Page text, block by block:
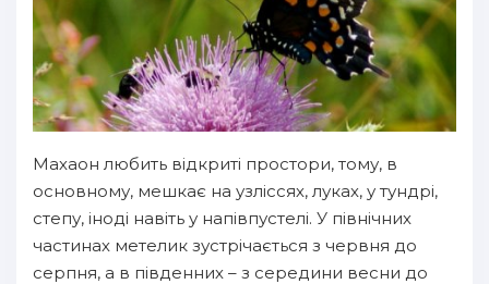
Махаон любить відкриті простори, тому, в
основному, мешкає на узліссях, луках, у тундрі,
степу, іноді навіть у напівпустелі. У північних
частинах метелик зустрічається з червня до
серпня, а в південних – з середини весни до